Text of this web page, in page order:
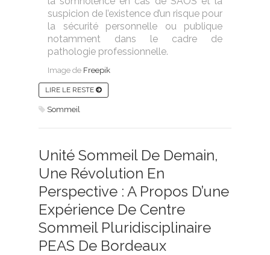
suspicion de l’existence d’un risque pour
la sécurité personnelle ou publique
notamment dans le cadre de
pathologie professionnelle.
Image de Freepik
LIRE LE RESTE
Sommeil
Unité Sommeil De Demain,
Une Révolution En
Perspective : A Propos D’une
Expérience De Centre
Sommeil Pluridisciplinaire
PEAS De Bordeaux